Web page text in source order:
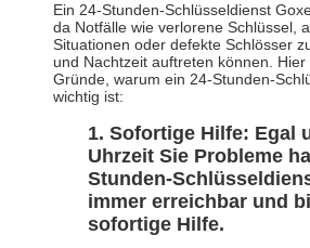
Ein 24-Stunden-Schlüsseldienst
da Notfälle wie verlorene Schlüssel,
Situationen oder defekte Schlösser
und Nachtzeit auftreten können. Hier
Gründe, warum ein 24-Stunden-
wichtig ist:
Sofortige Hilfe: Egal
Uhrzeit Sie Probleme
Stunden-
immer erreichbar und
sofortige Hilfe.